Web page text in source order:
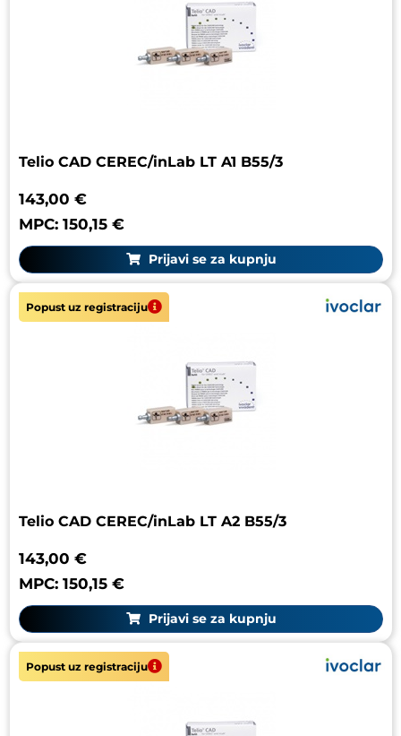
Telio CAD CEREC/inLab LT A1 B55/3
143,00 €
MPC: 150,15 €
Prijavi se za kupnju
Popust uz registraciju
Telio CAD CEREC/inLab LT A2 B55/3
143,00 €
MPC: 150,15 €
Prijavi se za kupnju
Popust uz registraciju